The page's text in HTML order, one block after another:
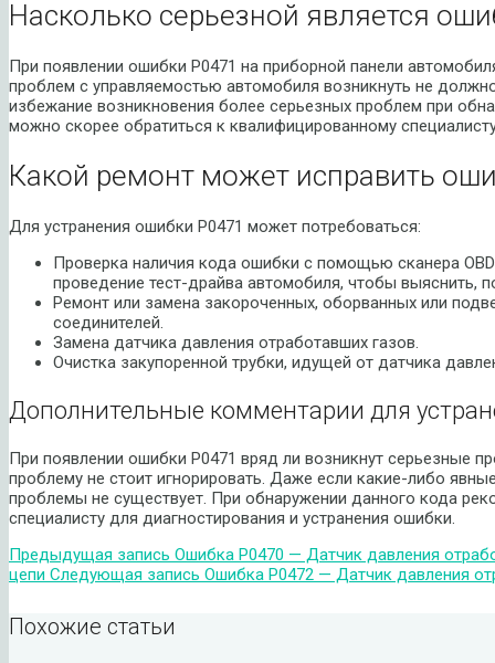
Насколько серьезной является
При появлении ошибки P0471 на приборной панели
проблем с управляемостью автомобиля возникнуть не
избежание возникновения более серьезных проблем при
можно скорее обратиться к квалифицированному
Какой ремонт может исправить
Для устранения ошибки P0471 может потребоваться:
Проверка наличия кода ошибки с помощью сканера
проведение тест-драйва автомобиля, чтобы выяснить,
Ремонт или замена закороченных, оборванных или
соединителей.
Замена датчика давления отработавших газов.
Очистка закупоренной трубки, идущей от датчика
Дополнительные комментарии для
При появлении ошибки P0471 вряд ли возникнут серьезные
проблему не стоит игнорировать. Даже если какие-либо
проблемы не существует. При обнаружении данного кода
специалисту для диагностирования и устранения ошибки.
Предыдущая запись Ошибка P0470 — Датчик давления
цепи Следующая запись Ошибка P0472 — Датчик давления
Похожие статьи